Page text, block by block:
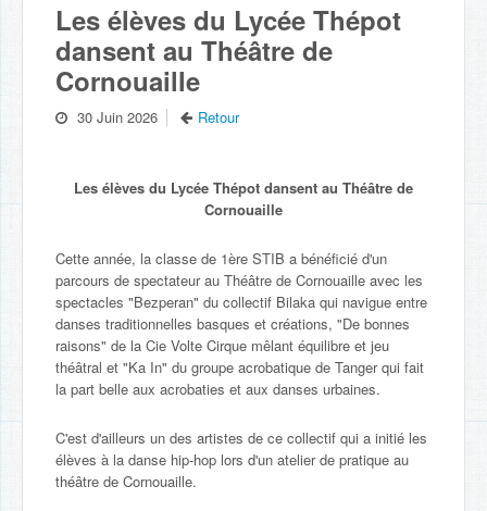
Les élèves du Lycée Thépot
dansent au Théâtre de
Cornouaille
30 Juin 2026 Retour
Les élèves du Lycée Thépot dansent au Théâtre de
Cornouaille
Cette année, la classe de 1ère STIB a bénéficié d'un
parcours de spectateur au Théâtre de Cornouaille avec les
spectacles "Bezperan" du collectif Bilaka qui navigue entre
danses traditionnelles basques et créations, "De bonnes
raisons" de la Cie Volte Cirque mêlant équilibre et jeu
théâtral et "Ka In" du groupe acrobatique de Tanger qui fait
la part belle aux acrobaties et aux danses urbaines.
C'est d'ailleurs un des artistes de ce collectif qui a initié les
élèves à la danse hip-hop lors d'un atelier de pratique au
théâtre de Cornouaille.